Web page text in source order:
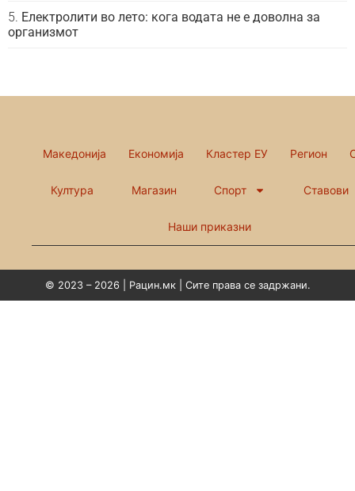
Електролити во лето: кога водата не е доволна за
организмот
Македонија Економија Кластер ЕУ Регион
Култура Магазин Спорт Ставови
Наши приказни
© 2023 – 2026 | Рацин.мк | Сите права се задржани.